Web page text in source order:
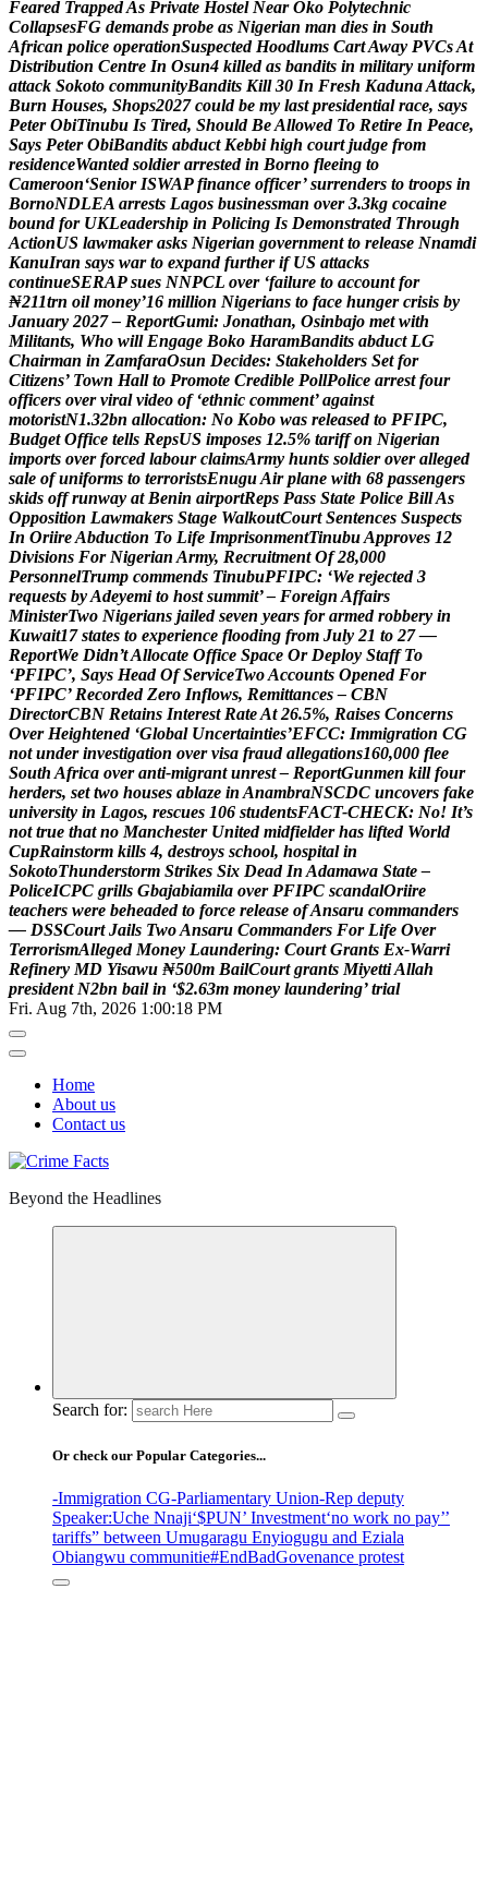
Feared TrappedAs Private Hostel Near Oko Polytechnic
CollapsesFG demands probe as Nigerian man dies in South
African police operationSuspected Hoodlums CartAway PVCsAt
Distribution Centre In Osun4 killed as bandits in military uniform
attack Sokoto communityBandits Kill 30 In Fresh KadunaAttack,
Burn Houses, Shops2027 could be my last presidential race, says
Peter ObiTinubu Is Tired, Should BeAllowed To Retire In Peace,
Says Peter ObiBandits abduct Kebbi high court judge from
residenceWanted soldier arrested in Borno fleeing to
Cameroon‘Senior ISWAP finance officer’ surrenders to troops in
BornoNDLEA arrests Lagos businessman over 3.3kg cocaine
bound for UKLeadership in Policing Is Demonstrated Through
ActionUS lawmaker asks Nigerian government to release Nnamdi
KanuIran says war to expand further if US attacks
continueSERAP sues NNPCL over ‘failure to account for
₦211trn oil money’16 million Nigerians to face hunger crisis by
January 2027 – ReportGumi: Jonathan, Osinbajo met with
Militants, Who will Engage Boko HaramBandits abduct LG
Chairman in ZamfaraOsun Decides: Stakeholders Set for
Citizens’ Town Hall to Promote Credible PollPolice arrest four
officers over viral video of ‘ethnic comment’ against
motoristN1.32bn allocation: No Kobo was released to PFIPC,
Budget Office tells RepsUS imposes 12.5% tariff on Nigerian
imports over forced labour claimsArmy hunts soldier over alleged
sale of uniforms to terroristsEnuguAir plane with 68 passengers
skids off runway at Benin airportReps Pass State Police BillAs
Opposition Lawmakers Stage WalkoutCourt Sentences Suspects
In OriireAbduction To Life ImprisonmentTinubuApproves 12
Divisions For Nigerian Army, Recruitment Of 28,000
PersonnelTrump commends TinubuPFIPC: ‘We rejected 3
requests byAdeyemi to host summit’ – Foreign Affairs
MinisterTwo Nigerians jailed seven years for armed robbery in
Kuwait17 states to experience flooding from July 21 to 27 —
ReportWe Didn’tAllocate Office Space Or Deploy Staff To
‘PFIPC’, Says Head Of ServiceTwoAccounts Opened For
‘PFIPC’ Recorded Zero Inflows, Remittances – CBN
DirectorCBN Retains Interest RateAt 26.5%, Raises Concerns
Over Heightened ‘Global Uncertainties’EFCC: Immigration CG
not under investigation over visa fraud allegations160,000 flee
South Africa over anti-migrant unrest – ReportGunmen kill four
herders, set two houses ablaze in AnambraNSCDC uncovers fake
university in Lagos, rescues 106 studentsFACT-CHECK: No! It’s
not true that no Manchester United midfielder has lifted World
CupRainstorm kills 4, destroys school, hospital in
SokotoThunderstorm Strikes Six Dead In Adamawa State –
PoliceICPC grills Gbajabiamila over PFIPC scandalOriire
teachers were beheaded to force release ofAnsaru commanders
— DSSCourt Jails TwoAnsaru Commanders For Life Over
TerrorismAlleged Money Laundering: Court Grants Ex-Warri
Refinery MD Yisawu ₦500m BailCourt grants MiyettiAllah
president N2bn bail in ‘$2.63m money laundering’ trial
Fri. Aug 7th, 2026 1:00:19 PM
Home
About us
Contact us
Beyond the Headlines
Search for:
Or check our Popular Categories...
-Immigration CG-Parliamentary Union-Rep deputy
Speaker:Uche Nnaji‘$PUN’ Investment‘no work no pay’’
tariffs” between Umugaragu Enyiogugu and Eziala
Obiangwu communitie#EndBadGovenance protest